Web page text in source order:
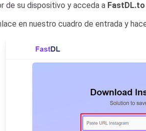
de su dispositivo y acceda a FastDL.to
en nuestro cuadro de entrada y